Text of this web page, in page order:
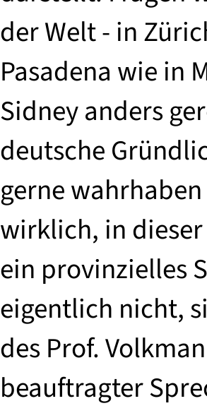
der Welt - in
Pasadena wie in
Sidney anders
deutsche
gerne
wirklich, in
ein provinzielles
eigentlich nicht,
des Prof.
beauftragter